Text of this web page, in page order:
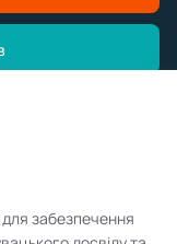
забезпечення